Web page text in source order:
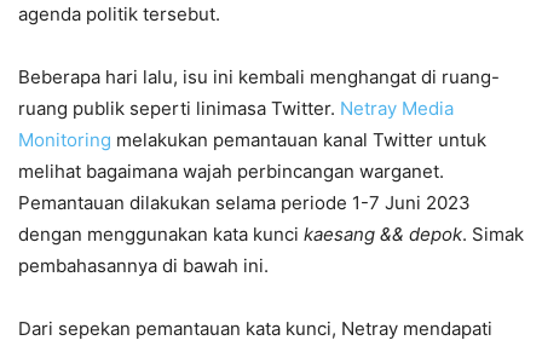
agenda politik tersebut.
Beberapa hari lalu, isu ini kembali menghangat di ruang-
ruang publik seperti linimasa Twitter. Netray Media
Monitoring melakukan pemantauan kanal Twitter untuk
melihat bagaimana wajah perbincangan warganet.
Pemantauan dilakukan selama periode 1-7 Juni 2023
dengan menggunakan kata kunci kaesang && depok. Simak
pembahasannya di bawah ini.
Dari sepekan pemantauan kata kunci, Netray mendapati